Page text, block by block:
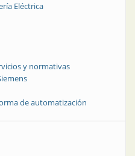
Eléctrica
y normativas
de automatización
| Ingeniería en el mundo